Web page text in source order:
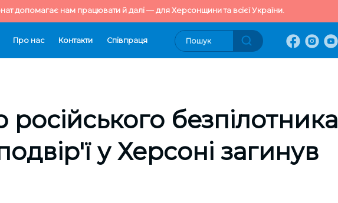
допомагає нам працювати й далі — для Херсонщини та всієї України.
Про нас Контакти Cпівпраця
російського
у Херсоні загинув